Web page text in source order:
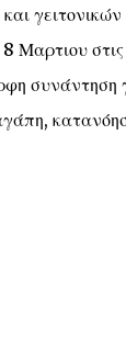
Μαρτιου
συνάντηση